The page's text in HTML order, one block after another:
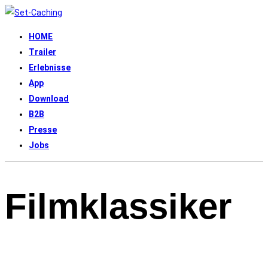
HOME
Trailer
Erlebnisse
App
Download
B2B
Presse
Jobs
Filmklassiker